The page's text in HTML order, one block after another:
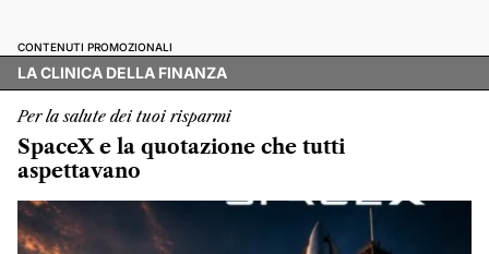
CONTENUTI PROMOZIONALI
LA CLINICA DELLA FINANZA
Per la salute dei tuoi risparmi
SpaceX e la quotazione che tutti
aspettavano